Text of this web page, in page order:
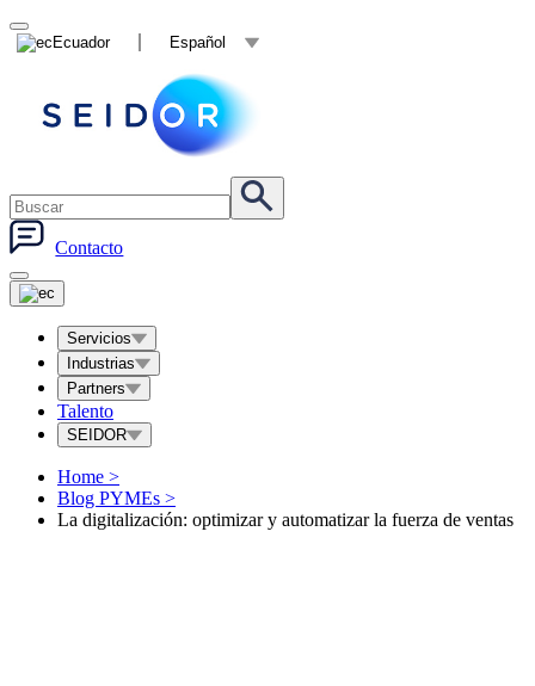
Ecuador Español
Contacto
Servicios
Industrias
Partners
Talento
SEIDOR
Home >
Blog PYMEs >
La digitalización: optimizar y automatizar la fuerza de ventas